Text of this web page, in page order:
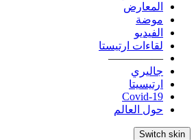
المعارض
موضة
الفيديو
لقاءات ارتيستا
—————
جاليري
ارتيسيتا
Covid-19
حول العالم
Switch skin